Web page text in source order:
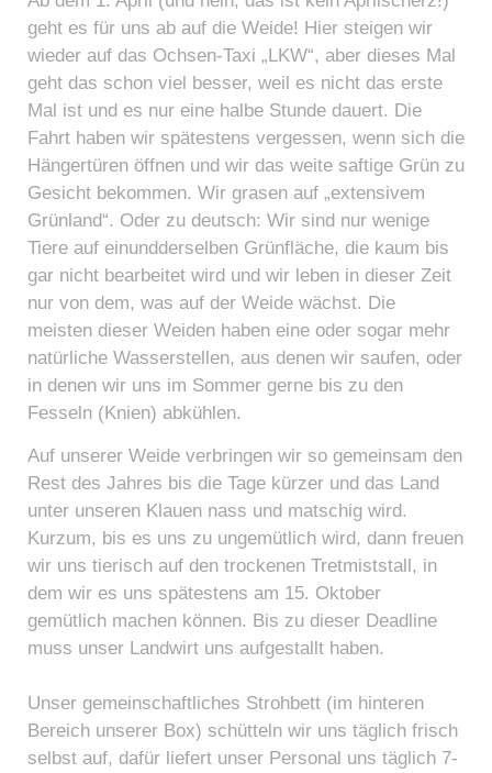
geht es für uns ab auf die Weide! Hier steigen wir
wieder auf das Ochsen-Taxi „LKW“, aber dieses Mal
geht das schon viel besser, weil es nicht das erste
Mal ist und es nur eine halbe Stunde dauert. Die
Fahrt haben wir spätestens vergessen, wenn sich die
Hängertüren öffnen und wir das weite saftige Grün zu
Gesicht bekommen. Wir grasen auf „extensivem
Grünland“. Oder zu deutsch: Wir sind nur wenige
Tiere auf einundderselben Grünfläche, die kaum bis
gar nicht bearbeitet wird und wir leben in dieser Zeit
nur von dem, was auf der Weide wächst. Die
meisten dieser Weiden haben eine oder sogar mehr
natürliche Wasserstellen, aus denen wir saufen, oder
in denen wir uns im Sommer gerne bis zu den
Fesseln (Knien) abkühlen.
Auf unserer Weide verbringen wir so gemeinsam den
Rest des Jahres bis die Tage kürzer und das Land
unter unseren Klauen nass und matschig wird.
Kurzum, bis es uns zu ungemütlich wird, dann freuen
wir uns tierisch auf den trockenen Tretmiststall, in
dem wir es uns spätestens am 15. Oktober
gemütlich machen können. Bis zu dieser Deadline
muss unser Landwirt uns aufgestallt haben.
Unser gemeinschaftliches Strohbett (im hinteren
Bereich unserer Box) schütteln wir uns täglich frisch
selbst auf, dafür liefert unser Personal uns täglich 7-